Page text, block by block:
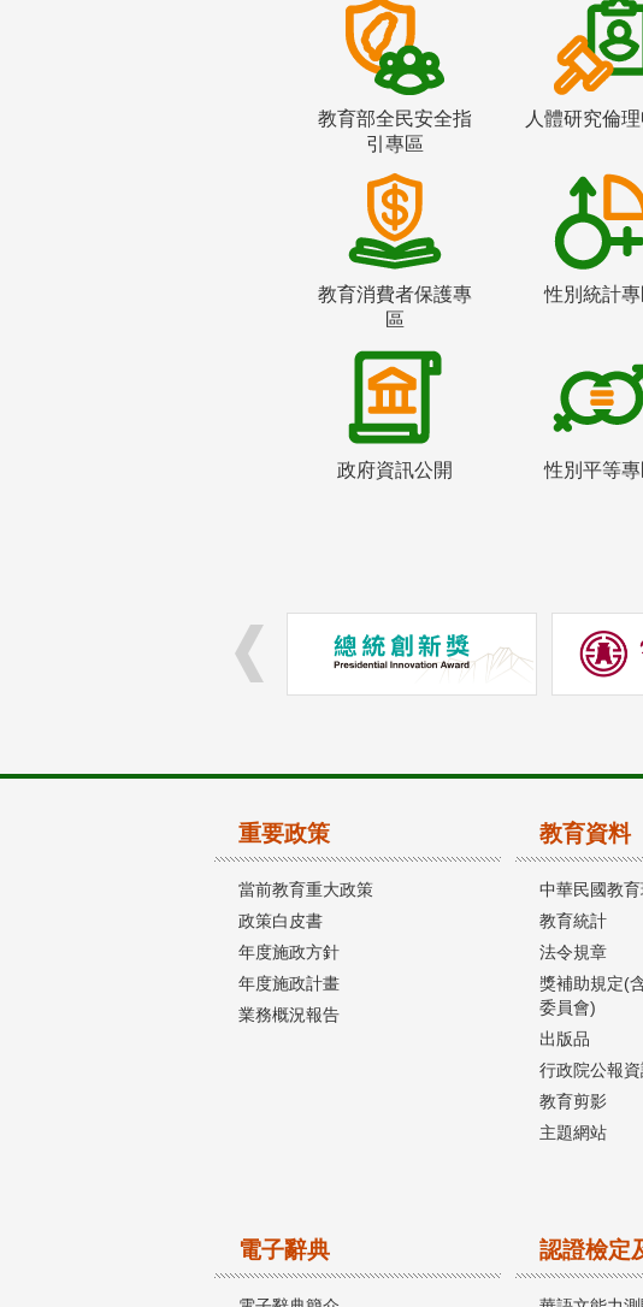
教育部全民安全指
引專區
人體研究倫
教育消費者保護專
區
性別統計專
政府資訊公開 性別平等專
重要政策
當前教育重大政策
政策白皮書
年度施政方針
年度施政計畫
業務概況報告
教育資料
中華民國教
教育統計
法令規章
獎補助規定(
委員會)
出版品
行政院公報
教育剪影
主題網站
電子辭典 認證檢定